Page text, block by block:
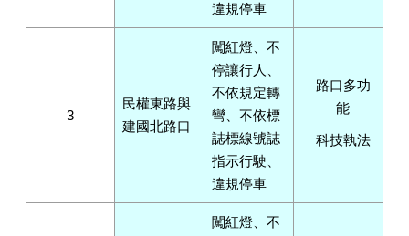
違規停車
3
民權東路與
建國北路口
闖紅燈、不
停讓行人、
不依規定轉
彎、不依標
誌標線號誌
指示行駛、
違規停車
路口多功
能
科技執法
闖紅燈、不